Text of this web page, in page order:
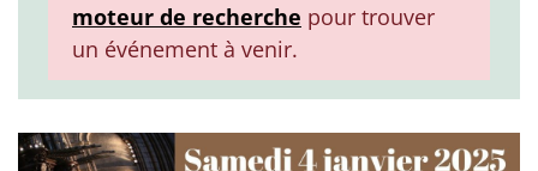
moteur de recherche pour trouver
un événement à venir.